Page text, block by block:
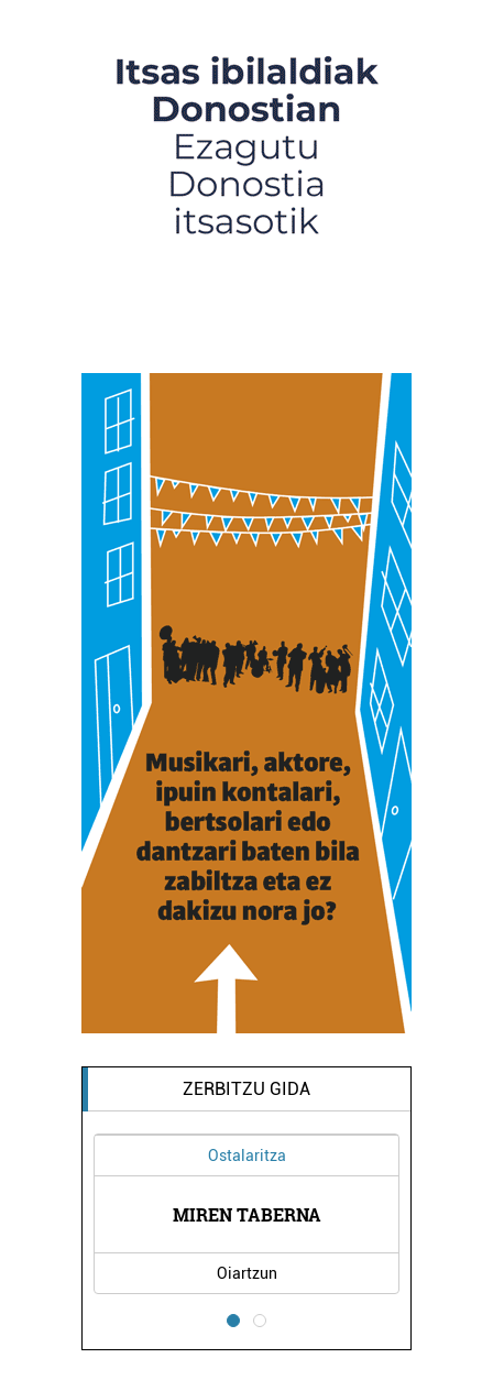
ZERBITZU GIDA
Ostalaritza
MIREN TABERNA
Oiartzun